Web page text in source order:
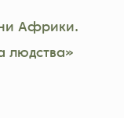
Африки.
людства»